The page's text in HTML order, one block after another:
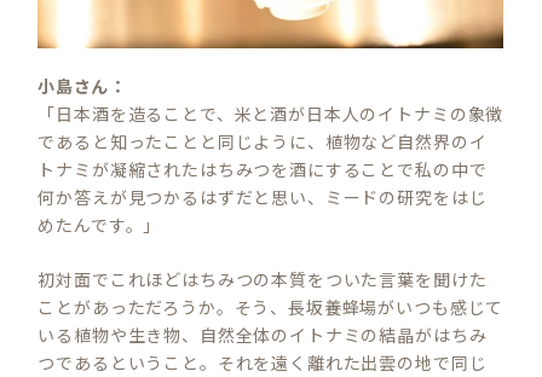
小島さん：
「日本酒を造ることで、米と酒が日本人のイトナミの象徴
であると知ったことと同じように、植物など自然界のイ
トナミが凝縮されたはちみつを酒にすることで私の中で
何か答えが見つかるはずだと思い、ミードの研究をはじ
めたんです。」
初対面でこれほどはちみつの本質をついた言葉を聞けた
ことがあっただろうか。そう、長坂養蜂場がいつも感じて
いる植物や生き物、自然全体のイトナミの結晶がはちみ
つであるということ。それを遠く離れた出雲の地で同じ